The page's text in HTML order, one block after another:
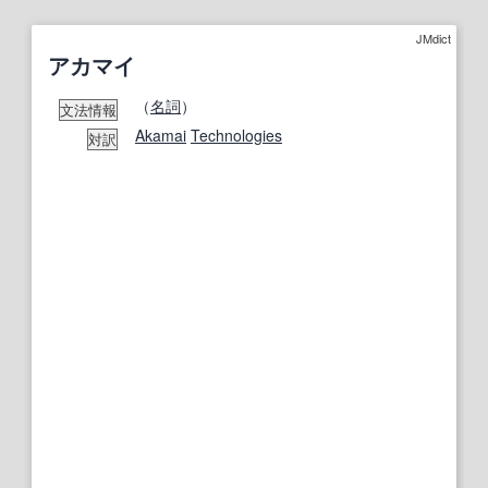
JMdict
アカマイ
文法情報 （名詞）
対訳 Akamai Technologies